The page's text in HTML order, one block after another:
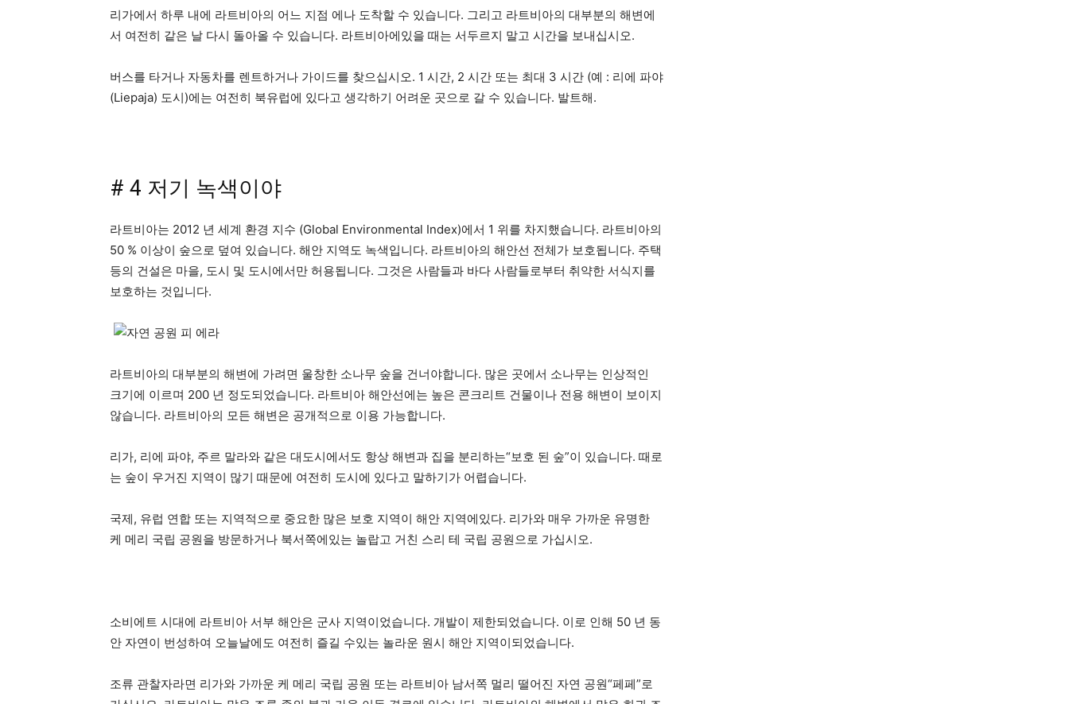
리가에서 하루 내에 라트비아의 어느 지점 에나 도착할 수 있습니다. 그리고 라트비아의 대부분의 해변에
서 여전히 같은 날 다시 돌아올 수 있습니다. 라트비아에있을 때는 서두르지 말고 시간을 보내십시오.
버스를 타거나 자동차를 렌트하거나 가이드를 찾으십시오. 1 시간, 2 시간 또는 최대 3 시간 (예 : 리에 파야
(Liepaja) 도시)에는 여전히 북유럽에 있다고 생각하기 어려운 곳으로 갈 수 있습니다. 발트해.
# 4 저기 녹색이야
라트비아는 2012 년 세계 환경 지수 (Global Environmental Index)에서 1 위를 차지했습니다. 라트비아의
50 % 이상이 숲으로 덮여 있습니다. 해안 지역도 녹색입니다. 라트비아의 해안선 전체가 보호됩니다. 주택
등의 건설은 마을, 도시 및 도시에서만 허용됩니다. 그것은 사람들과 바다 사람들로부터 취약한 서식지를
보호하는 것입니다.
라트비아의 대부분의 해변에 가려면 울창한 소나무 숲을 건너야합니다. 많은 곳에서 소나무는 인상적인
크기에 이르며 200 년 정도되었습니다. 라트비아 해안선에는 높은 콘크리트 건물이나 전용 해변이 보이지
않습니다. 라트비아의 모든 해변은 공개적으로 이용 가능합니다.
리가, 리에 파야, 주르 말라와 같은 대도시에서도 항상 해변과 집을 분리하는“보호 된 숲”이 있습니다. 때로
는 숲이 우거진 지역이 많기 때문에 여전히 도시에 있다고 말하기가 어렵습니다.
국제, 유럽 연합 또는 지역적으로 중요한 많은 보호 지역이 해안 지역에있다. 리가와 매우 가까운 유명한
케 메리 국립 공원을 방문하거나 북서쪽에있는 놀랍고 거친 스리 테 국립 공원으로 가십시오.
소비에트 시대에 라트비아 서부 해안은 군사 지역이었습니다. 개발이 제한되었습니다. 이로 인해 50 년 동
안 자연이 번성하여 오늘날에도 여전히 즐길 수있는 놀라운 원시 해안 지역이되었습니다.
조류 관찰자라면 리가와 가까운 케 메리 국립 공원 또는 라트비아 남서쪽 멀리 떨어진 자연 공원“페페”로